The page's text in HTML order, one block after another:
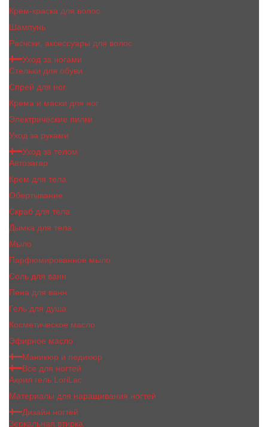
Крем-краска для волос
Шампунь
Расчски, аксессуары для волос
Уход за ногами
Стельки для обуви
Спрей для ног
Крема и маски для ног
Электрические пилки
Уход за руками
Уход за телом
Автозагар
Крем для тела
Обертывание
Скраб для тела
Дымка для тела
Мыло
Парфюмированное мыло
Соль для ванн
Пена для ванн
Гель для душа
Косметическое масло
Эфирное масло
Маникюр и педикюр
Все для ногтей
Акрил гель LoriLac
Материалы для наращивания ногтей
Дизайн ногтей
Зеркальная втирка